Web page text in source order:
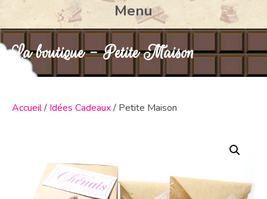
Menu
La boutique - Petite Maison
Accueil/ Idées Cadeaux/ Petite Maison